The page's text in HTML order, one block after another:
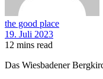
the good place
19. Juli 2023
12 mins read
Das Wiesbadener